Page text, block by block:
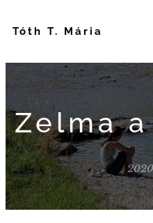
Tóth T. Mária
Zelma